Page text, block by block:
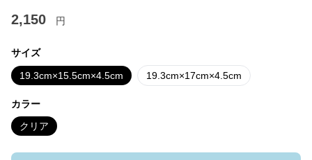
2,150 円
サイズ
19.3cm×15.5cm×4.5cm 19.3cm×17cm×4.5cm
カラー
クリア